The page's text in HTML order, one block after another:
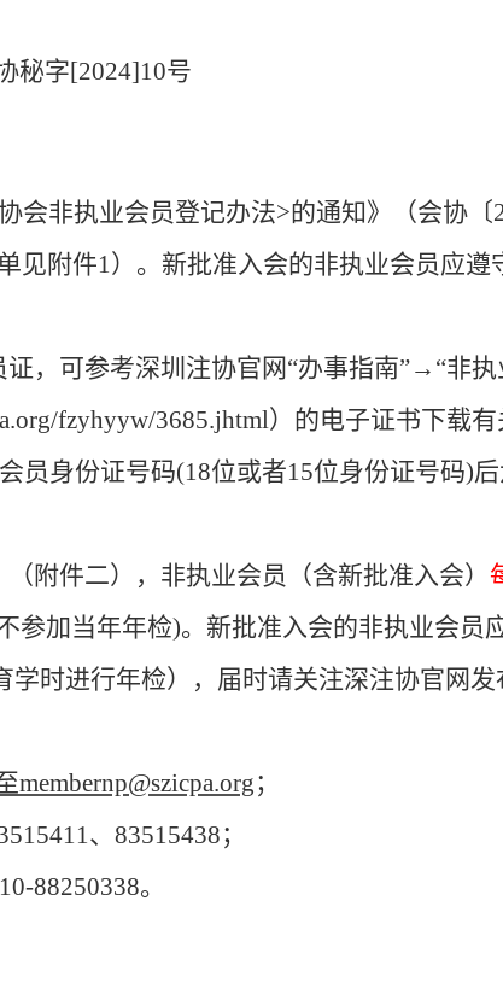
秘字[2024]10号
会非执业会员登记办法>的通知》（会协 〔
见附件1）。新批准入会的非执业会员应遵
，可参考深圳注协官网“办事指南”→“非
fzyhyyw/3685.jhtml）的电子证书下载有
身份证号码(18位或者15位身份证号码)后
附件二），非执业会员（含新批准入会）
参加当年年检)。新批准入会的非执业会员
学时进行年检），届时请关注深注协官网发
membernp@szicpa.org；
、83515438；
88250338。